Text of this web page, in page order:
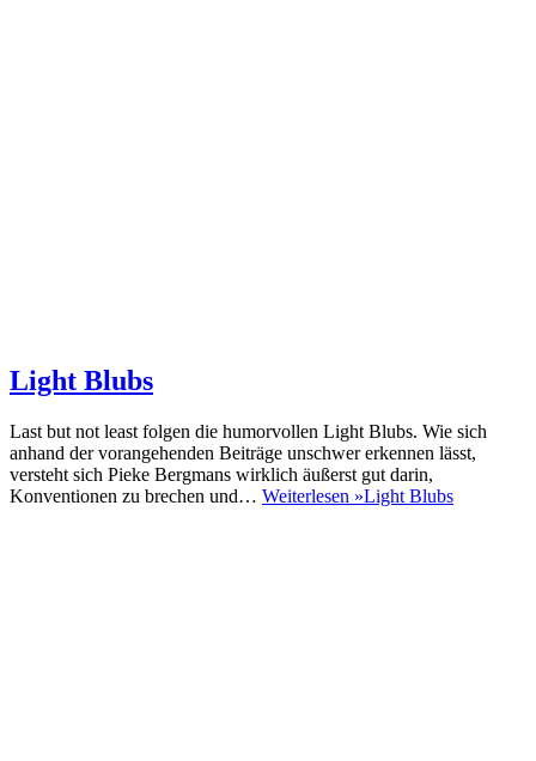
Light Blubs
Last but not least folgen die humorvollen Light Blubs. Wie sich
anhand der vorangehenden Beiträge unschwer erkennen lässt,
versteht sich Pieke Bergmans wirklich äußerst gut darin,
Konventionen zu brechen und… Weiterlesen »Light Blubs